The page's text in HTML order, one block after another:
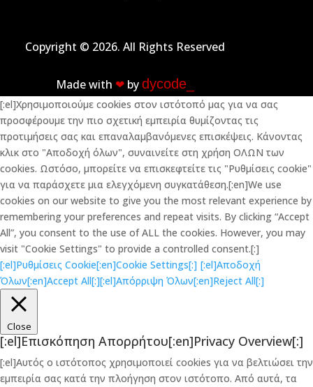
Copyright © 2026. All Rights Reserved
Made with ❤︎ bydycode_
[:el]Χρησιμοποιούμε cookies στον ιστότοπό μας για να σας
προσφέρουμε την πιο σχετική εμπειρία θυμίζοντας τις
προτιμήσεις σας και επαναλαμβανόμενες επισκέψεις. Κάνοντας
κλικ στο "Αποδοχή όλων", συναινείτε στη χρήση ΟΛΩΝ των
cookies. Ωστόσο, μπορείτε να επισκεφτείτε τις "Ρυθμίσεις cookie"
για να παράσχετε μια ελεγχόμενη συγκατάθεση.[:en]We use
cookies on our website to give you the most relevant experience by
remembering your preferences and repeat visits. By clicking “Accept
All”, you consent to the use of ALL the cookies. However, you may
visit "Cookie Settings" to provide a controlled consent.[:]
[:el]Ρυθμίσεις Cookie[:en]Cookie Settings[:] [:el]Αποδοχή
Όλων[:en]Accept All[:][:el]Απόρριψη Όλων[:en]Reject All[:]
Close
[:el]Επισκόπηση Απορρήτου[:en]Privacy Overview[:]
[:el]Αυτός ο ιστότοπος χρησιμοποιεί cookies για να βελτιώσει την
εμπειρία σας κατά την πλοήγηση στον ιστότοπο. Από αυτά, τα